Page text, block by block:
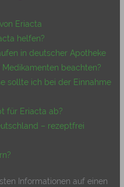
Eriacta
helfen?
in deutscher Apotheke
beachten?
sollte ich bei der Einnahme
für Eriacta ab?
– rezeptfrei
Informationen auf einen